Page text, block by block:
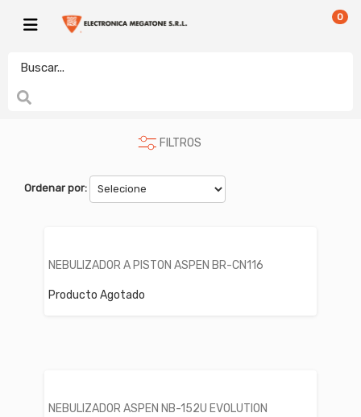
0
electronicamegatonesrl
FILTROS
Ordenar por:
NEBULIZADOR A PISTON ASPEN BR-CN116
Producto Agotado
NEBULIZADOR ASPEN NB-152U EVOLUTION